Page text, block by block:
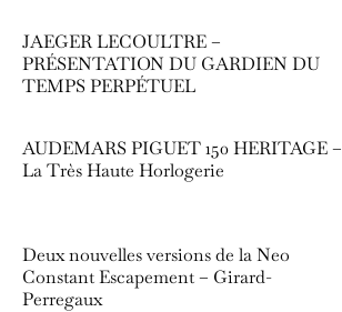
JAEGER LECOULTRE –
PRÉSENTATION DU GARDIEN DU
TEMPS PERPÉTUEL
AUDEMARS PIGUET 150 HERITAGE –
La Très Haute Horlogerie
Deux nouvelles versions de la Neo
Constant Escapement – Girard-
Perregaux